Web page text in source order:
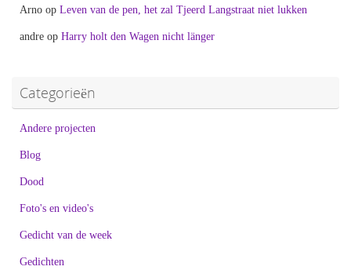
Arno op Leven van de pen, het zal Tjeerd Langstraat niet lukken
andre op Harry holt den Wagen nicht länger
Categorieën
Andere projecten
Blog
Dood
Foto's en video's
Gedicht van de week
Gedichten